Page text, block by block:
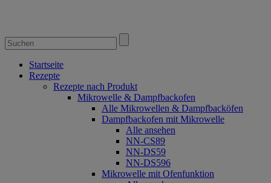
Startseite
Rezepte
Rezepte nach Produkt
Mikrowelle & Dampfbackofen
Alle Mikrowellen & Dampfbacköfen
Dampfbackofen mit Mikrowelle
Alle ansehen
NN-CS89
NN-DS59
NN-DS596
Mikrowelle mit Ofenfunktion